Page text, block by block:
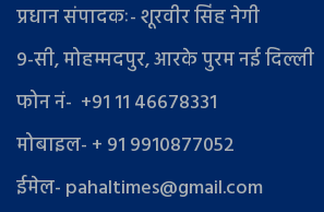
प्रधान संपादकः- शूरवीर सिंह नेगी
9-सी, मोहम्मदपुर, आरके पुरम नई दिल्ली
फोन नं- +91 11 46678331
मोबाइल- + 91 9910877052
ईमेल- pahaltimes@gmail.com